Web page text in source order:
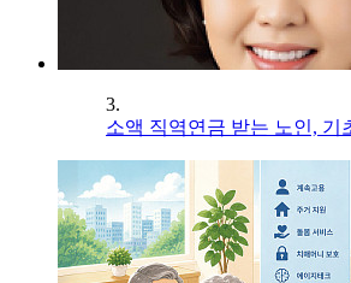
3.
소액 직역연금 받는 노인, 기